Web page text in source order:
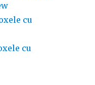
cu
cu